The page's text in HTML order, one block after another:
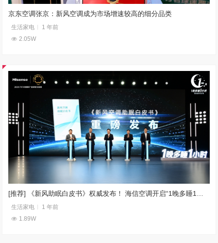
京东空调张京：新风空调成为市场增速较高的细分品类
生活家电
1 年前
2.05W
[推荐] 《新风助眠白皮书》权威发布！ 海信空调开启“1晚多睡1小时”睡眠新时代
生活家电
1 年前
1.89W